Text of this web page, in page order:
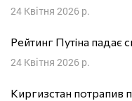
24 Квітня 2026 р.
Рейтинг Путіна падає
24 Квітня 2026 р.
Киргизстан потрапив